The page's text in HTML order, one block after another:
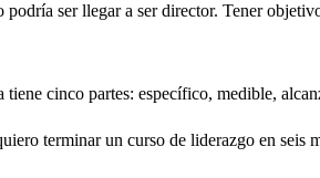
ser llegar a ser director. Tener
cinco partes: específico, medible,
terminar un curso de liderazgo en seis